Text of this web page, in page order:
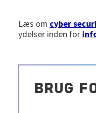
Læs om cyber
ydelser inden for
BRUG